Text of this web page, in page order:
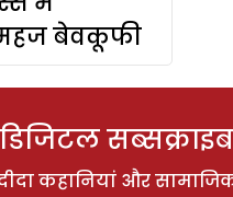
बेवकूफी
कहानियां और